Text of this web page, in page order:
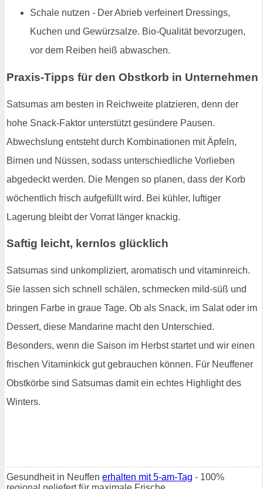
Schale nutzen - Der Abrieb verfeinert Dressings,
Kuchen und Gewürzsalze. Bio-Qualität bevorzugen,
vor dem Reiben heiß abwaschen.
Praxis-Tipps für den Obstkorb in Unternehmen
Satsumas am besten in Reichweite platzieren, denn der
hohe Snack-Faktor unterstützt gesündere Pausen.
Abwechslung entsteht durch Kombinationen mit Äpfeln,
Birnen und Nüssen, sodass unterschiedliche Vorlieben
abgedeckt werden. Die Mengen so planen, dass der Korb
wöchentlich frisch aufgefüllt wird. Bei kühler, luftiger
Lagerung bleibt der Vorrat länger knackig.
Saftig leicht, kernlos glücklich
Satsumas sind unkompliziert, aromatisch und vitaminreich.
Sie lassen sich schnell schälen, schmecken mild-süß und
bringen Farbe in graue Tage. Ob als Snack, im Salat oder im
Dessert, diese Mandarine macht den Unterschied.
Besonders, wenn die Saison im Herbst startet und wir einen
frischen Vitaminkick gut gebrauchen können. Für Neuffener
Obstkörbe sind Satsumas damit ein echtes Highlight des
Winters.
Gesundheit in Neuffen erhalten mit 5-am-Tag - 100%